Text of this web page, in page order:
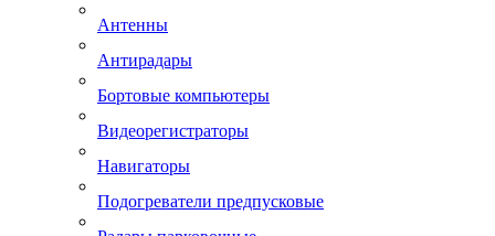
Антенны
Антирадары
Бортовые компьютеры
Видеорегистраторы
Навигаторы
Подогреватели предпусковые